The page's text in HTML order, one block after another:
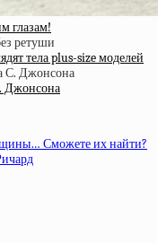
глазам!
тела plus-size моделей
Джонсона
Сможете их найти?